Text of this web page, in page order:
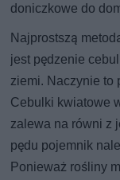
doniczkowe do
Najprostszą
jest pędzenie
ziemi. Naczynie to
Cebulki kwiatowe
zalewa na równi z
pędu pojemnik
Ponieważ rośliny